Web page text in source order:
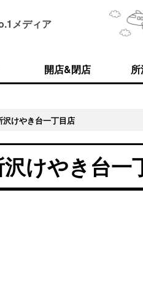
メディア
開店&閉店
けやき台一丁目店
けやき台一